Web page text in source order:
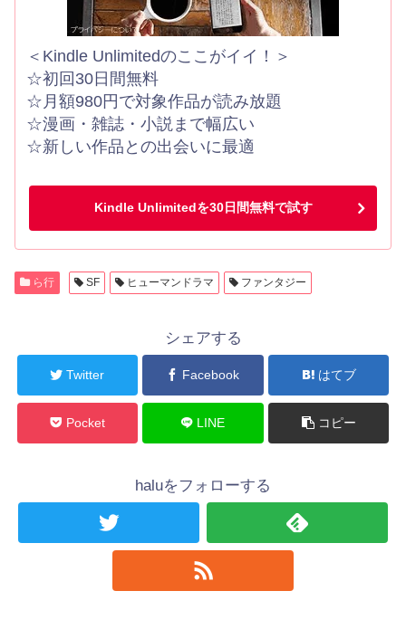
＜Kindle Unlimitedのここがイイ！＞
☆初回30日間無料
☆月額980円で対象作品が読み放題
☆漫画・雑誌・小説まで幅広い
☆新しい作品との出会いに最適
Kindle Unlimitedを30日間無料で試す
ら行 SF ヒューマンドラマ ファンタジー
シェアする
Twitter Facebook はてブ
Pocket LINE コピー
haluをフォローする